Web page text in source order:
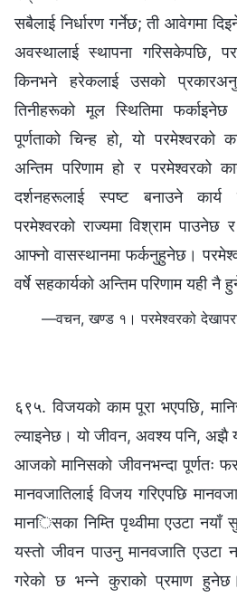
सबैलाई निर्धारण गर्नेछ; ती आवेगमा
अवस्थालाई स्थापना गरिसकेपछि,
किनभने हरेकलाई उसको
तिनीहरूको मूल स्थितिमा
पूर्णताको चिन्‍ह हो, यो परमेश्‍वरको
अन्तिम परिणाम हो र परमेश्‍वरको
दर्शनहरूलाई स्पष्ट बनाउने
परमेश्‍वरको राज्यमा विश्राम पाउनेछ
आफ्‍नो वासस्थानमा फर्कनुहुनेछ।
वर्षे सहकार्यको अन्तिम परिणाम यही नै
—वचन, खण्ड १। परमेश्‍वरको
६९५. विजयको काम पूरा भएपछि,
ल्याइनेछ। यो जीवन, अवश्य पनि, अझै
आजको मानिसको जीवनभन्दा पूर्णतः
मानवजातिलाई विजय गरिएपछि
मानिसका निम्ति पृथ्वीमा एउटा
यस्तो जीवन पाउनु मानवजाति एउटा
गरेको छ भन्‍ने कुराको प्रमाण